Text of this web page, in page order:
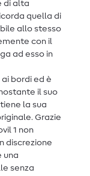
di alta
quella di
allo stesso
con il
ad esso in
bordi ed è
il suo
la sua
Grazie
1 non
discrezione
una
senza